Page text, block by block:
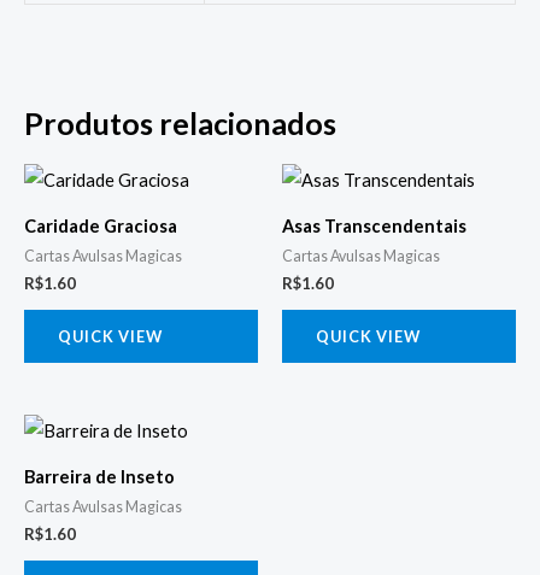
Produtos relacionados
Caridade Graciosa
Cartas Avulsas Magicas
R$1.60
QUICK VIEW
Asas Transcendentais
Cartas Avulsas Magicas
R$1.60
QUICK VIEW
Barreira de Inseto
Cartas Avulsas Magicas
R$1.60